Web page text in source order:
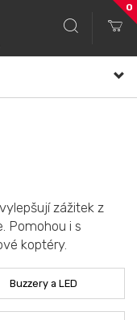
0
zážitek z
Pomohou i s
koptéry.
Buzzery a LED